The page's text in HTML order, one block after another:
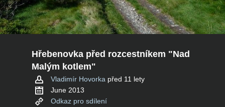
Hřebenovka před rozcestníkem "Nad
Malým kotlem"
Vladimír Hovorka před 11 lety
June 2013
Odkaz pro sdílení